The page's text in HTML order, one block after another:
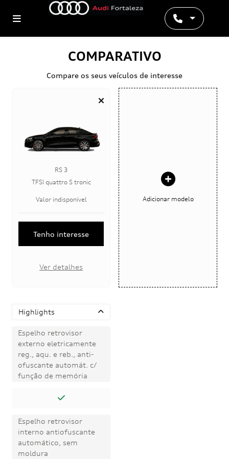
COMPARATIVO
Compare os seus veículos de interesse
RS 3
TFSI quattro S tronic
Valor indisponível
Tenho interesse
Ver detalhes
Adicionar modelo
Highlights
Espelho retrovisor
externo eletricamente
reg., aqu. e reb., anti-
ofuscante automát. c/
função de memória
Espelho retrovisor
interno antiofuscante
automático, sem
moldura